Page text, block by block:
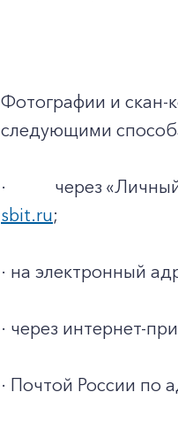
Фотографии и скан-
следующими
· через
sbit.ru;
· на электронный
· через интернет-
· Почтой России по